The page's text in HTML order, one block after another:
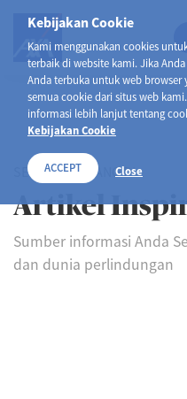
Kebijakan Cookie
Kami menggunakan cookies
terbaik di website kami. Jika
Anda terbuka untuk web browser
semua cookie dari situs web
informasi lebih lanjut tentang
Kebijakan Cookie
ACCEPT Close
SELAMAT DATANG DI
Artikel
Sumber informasi Anda
dan dunia perlindungan